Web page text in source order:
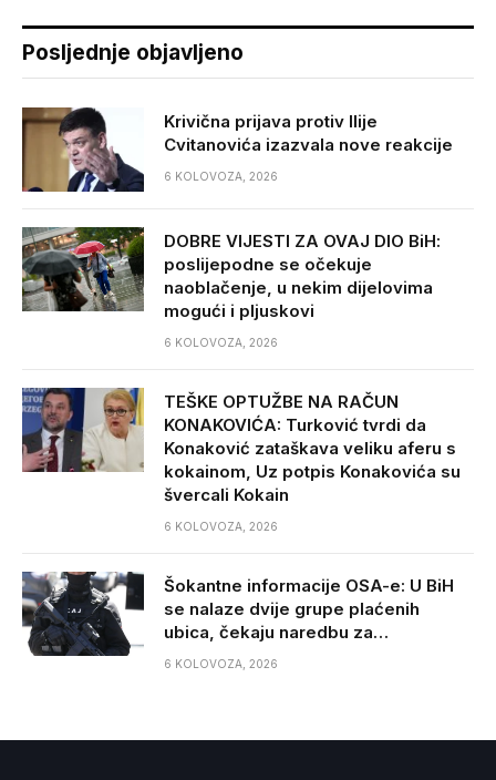
Posljednje objavljeno
Krivična prijava protiv Ilije
Cvitanovića izazvala nove reakcije
6 KOLOVOZA, 2026
DOBRE VIJESTI ZA OVAJ DIO BiH:
poslijepodne se očekuje
naoblačenje, u nekim dijelovima
mogući i pljuskovi
6 KOLOVOZA, 2026
TEŠKE OPTUŽBE NA RAČUN
KONAKOVIĆA: Turković tvrdi da
Konaković zataškava veliku aferu s
kokainom, Uz potpis Konakovića su
švercali Kokain
6 KOLOVOZA, 2026
Šokantne informacije OSA-e: U BiH
se nalaze dvije grupe plaćenih
ubica, čekaju naredbu za…
6 KOLOVOZA, 2026